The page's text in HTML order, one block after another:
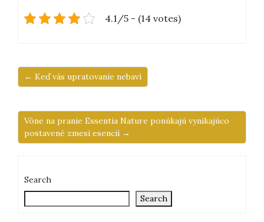
4.1/5 - (14 votes)
← Keď vás upratovanie nebaví
Vône na pranie Essentia Nature ponúkajú vynikajúco
postavené zmesi esencií →
Search
Search